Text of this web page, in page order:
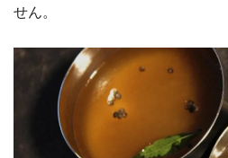
せん。